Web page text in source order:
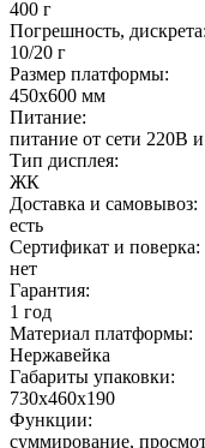
400 г
Погрешность, дискрета:
10/20 г
Размер платформы:
450х600 мм
Питание:
питание от сети 220В
Тип дисплея:
ЖК
Доставка и самовывоз:
есть
Сертификат и поверка:
нет
Гарантия:
1 год
Материал платформы:
Нержавейка
Габариты упаковки:
730х460х190
Функции:
суммирование,